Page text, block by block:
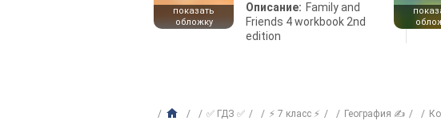
показать
обложку
Описание: Family and
Friends 4 workbook 2nd
edition
✅ ГДЗ ✅ ⚡ 7 класс ⚡ География ✍